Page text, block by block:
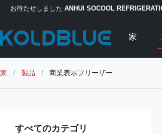
お待たせしました ANHUI SOCOOL
家
家 / 製品 / 商業表示フリーザー
すべてのカテゴリ